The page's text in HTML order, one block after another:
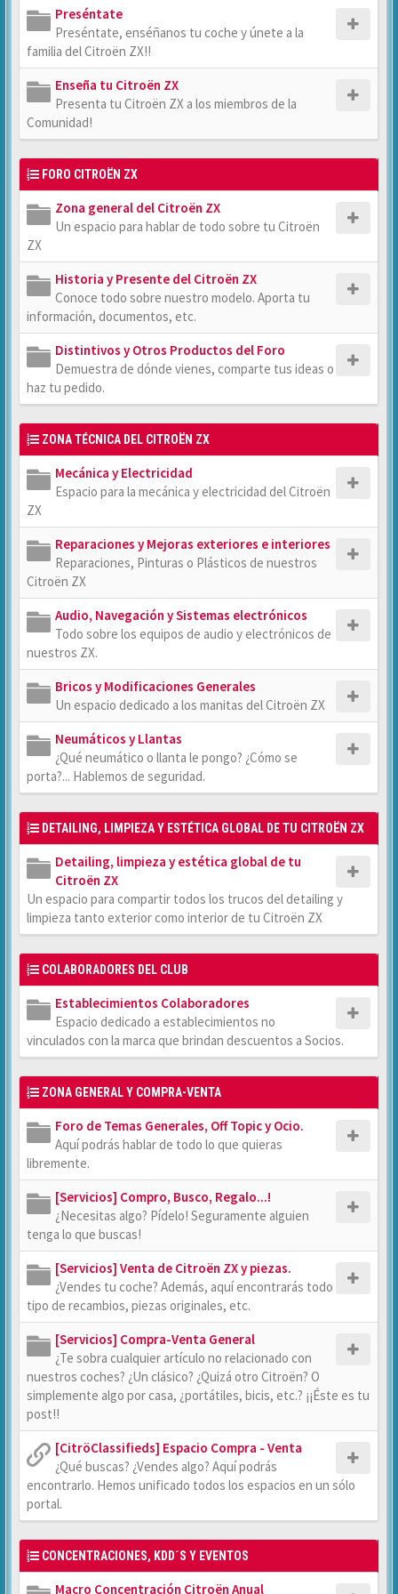
Preséntate
Preséntate, enséñanos tu coche y únete a la
familia del Citroën ZX!!
Enseña tu Citroën ZX
Presenta tu Citroën ZX a los miembros de la
Comunidad!
FORO CITROËN ZX
Zona general del Citroën ZX
Un espacio para hablar de todo sobre tu Citroën
ZX
Historia y Presente del Citroën ZX
Conoce todo sobre nuestro modelo. Aporta tu
información, documentos, etc.
Distintivos y Otros Productos del Foro
Demuestra de dónde vienes, comparte tus ideas o
haz tu pedido.
ZONA TÉCNICA DEL CITROËN ZX
Mecánica y Electricidad
Espacio para la mecánica y electricidad del Citroën
ZX
Reparaciones y Mejoras exteriores e interiores
Reparaciones, Pinturas o Plásticos de nuestros
Citroën ZX
Audio, Navegación y Sistemas electrónicos
Todo sobre los equipos de audio y electrónicos de
nuestros ZX.
Bricos y Modificaciones Generales
Un espacio dedicado a los manitas del Citroën ZX
Neumáticos y Llantas
¿Qué neumático o llanta le pongo? ¿Cómo se
porta?... Hablemos de seguridad.
DETAILING, LIMPIEZA Y ESTÉTICA GLOBAL DE TU CITROËN ZX
Detailing, limpieza y estética global de tu
Citroën ZX
Un espacio para compartir todos los trucos del detailing y
limpieza tanto exterior como interior de tu Citroën ZX
COLABORADORES DEL CLUB
Establecimientos Colaboradores
Espacio dedicado a establecimientos no
vinculados con la marca que brindan descuentos a Socios.
ZONA GENERAL Y COMPRA-VENTA
Foro de Temas Generales, Off Topic y Ocio.
Aquí podrás hablar de todo lo que quieras
libremente.
[Servicios] Compro, Busco, Regalo...!
¿Necesitas algo? Pídelo! Seguramente alguien
tenga lo que buscas!
[Servicios] Venta de Citroën ZX y piezas.
¿Vendes tu coche? Además, aquí encontrarás todo
tipo de recambios, piezas originales, etc.
[Servicios] Compra-Venta General
¿Te sobra cualquier artículo no relacionado con
nuestros coches? ¿Un clásico? ¿Quizá otro Citroën? O
simplemente algo por casa, ¿portátiles, bicis, etc.? ¡¡Éste es tu
post!!
[CitröClassifieds] Espacio Compra - Venta
¿Qué buscas? ¿Vendes algo? Aquí podrás
encontrarlo. Hemos unificado todos los espacios en un sólo
portal.
CONCENTRACIONES, KDD´S Y EVENTOS
Macro Concentración Citroën Anual